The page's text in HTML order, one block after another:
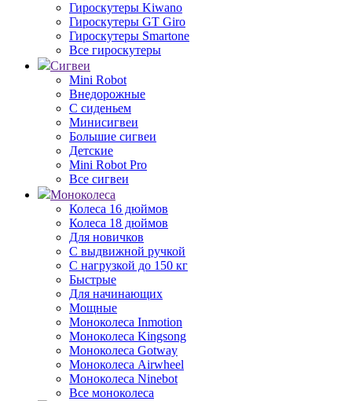
Гироскутеры Kiwano
Гироскутеры GT Giro
Гироскутеры Smartone
Все гироскутеры
Сигвеи
Mini Robot
Внедорожные
С сиденьем
Минисигвеи
Большие сигвеи
Детские
Mini Robot Pro
Все сигвеи
Моноколеса
Колеса 16 дюймов
Колеса 18 дюймов
Для новичков
С выдвижной ручкой
С нагрузкой до 150 кг
Быстрые
Для начинающих
Мощные
Моноколеса Inmotion
Моноколеса Kingsong
Моноколеса Gotway
Моноколеса Airwheel
Моноколеса Ninebot
Все моноколеса